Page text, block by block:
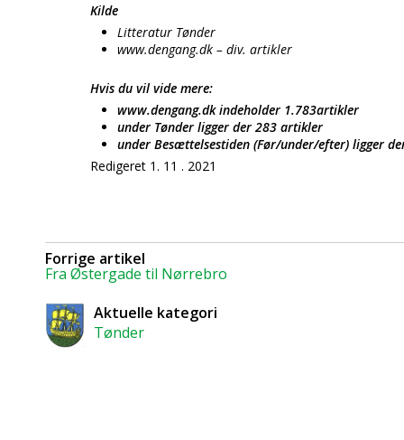
Kilde
Litteratur Tønder
www.dengang.dk – div. artikler
Hvis du vil vide mere:
www.dengang.dk indeholder 1.783artikler
under Tønder ligger der 283 artikler
under Besættelsestiden (Før/under/efter) ligger
Redigeret 1. 11 . 2021
Forrige artikel
Fra Østergade til Nørrebro
Aktuelle kategori
Tønder